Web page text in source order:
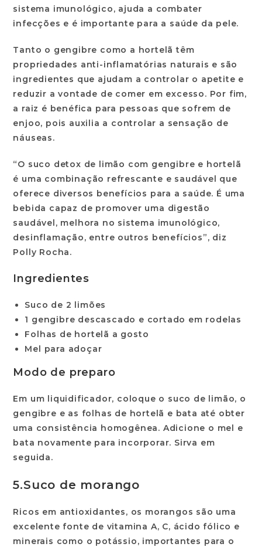
sistema imunológico, ajuda a combater
infecções e é importante para a saúde da pele.
Tanto o gengibre como a hortelã têm
propriedades anti-inflamatórias naturais e são
ingredientes que ajudam a controlar o apetite e
reduzir a vontade de comer em excesso. Por fim,
a raiz é benéfica para pessoas que sofrem de
enjoo, pois auxilia a controlar a sensação de
náuseas.
“O suco detox de limão com gengibre e hortelã
é uma combinação refrescante e saudável que
oferece diversos benefícios para a saúde. É uma
bebida capaz de promover uma digestão
saudável, melhora no sistema imunológico,
desinflamação, entre outros benefícios”, diz
Polly Rocha.
Ingredientes
Suco de 2 limões
1 gengibre descascado e cortado em rodelas
Folhas de hortelã a gosto
Mel para adoçar
Modo de preparo
Em um liquidificador, coloque o suco de limão, o
gengibre e as folhas de hortelã e bata até obter
uma consistência homogênea. Adicione o mel e
bata novamente para incorporar. Sirva em
seguida.
5.Suco de morango
Ricos em antioxidantes, os morangos são uma
excelente fonte de vitamina A, C, ácido fólico e
minerais como o potássio, importantes para o